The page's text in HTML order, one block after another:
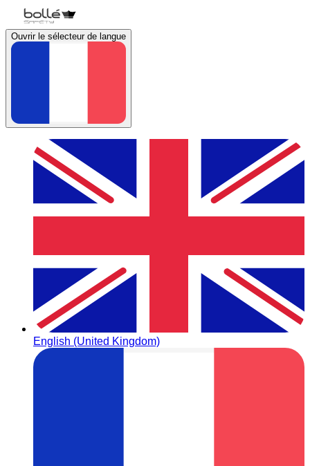
Ouvrir le sélecteur de langue
English (United Kingdom)